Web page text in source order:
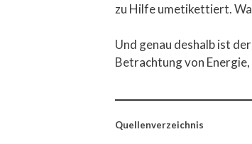
zu Hilfe umetikettiert.
Und genau deshalb ist
Betrachtung von
Quellenverzeichnis